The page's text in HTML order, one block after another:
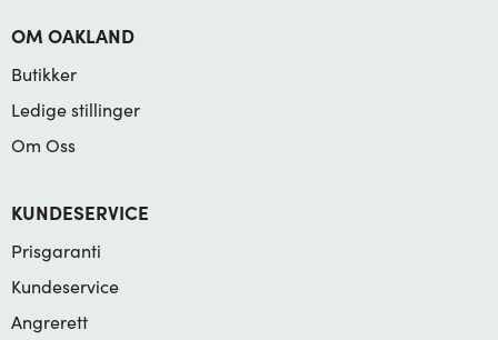
OM OAKLAND
Butikker
Ledige stillinger
Om Oss
KUNDESERVICE
Prisgaranti
Kundeservice
Angrerett